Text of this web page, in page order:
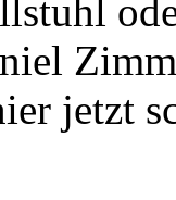
jetzt